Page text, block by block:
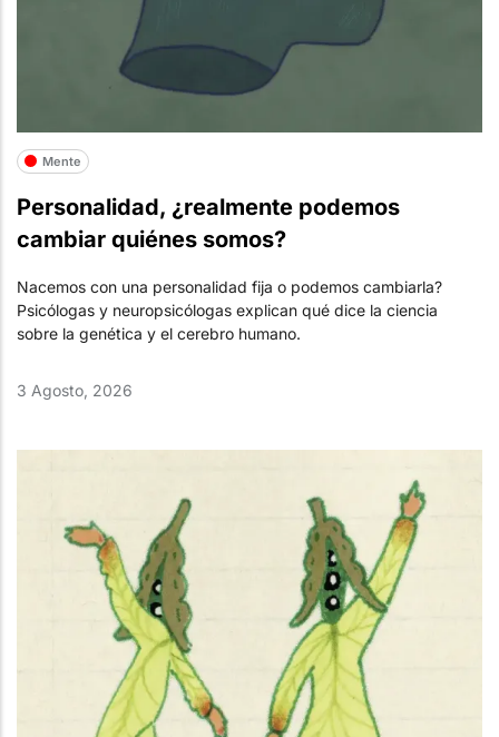
Mente
Personalidad, ¿realmente podemos
cambiar quiénes somos?
Nacemos con una personalidad fija o podemos cambiarla?
Psicólogas y neuropsicólogas explican qué dice la ciencia
sobre la genética y el cerebro humano.
3 Agosto, 2026